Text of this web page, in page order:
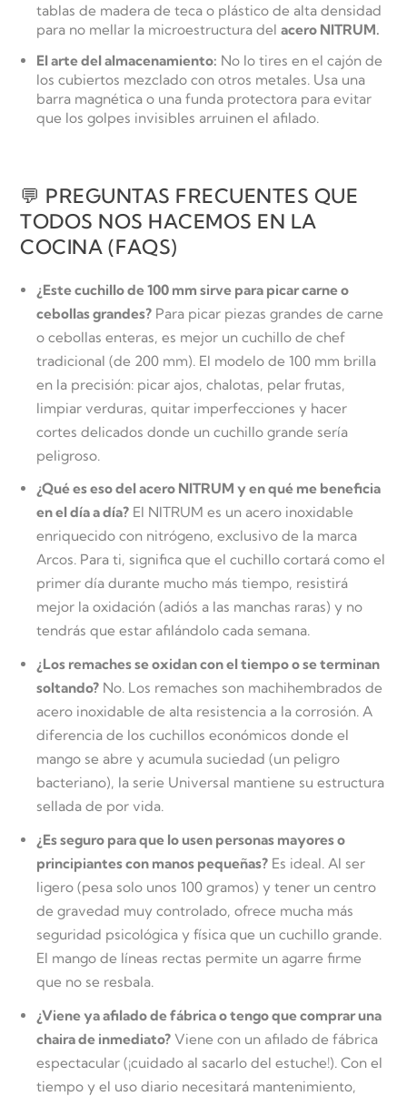
tablas de madera de teca o plástico de alta densidad
para no mellar la microestructura del acero NITRUM.
El arte del almacenamiento: No lo tires en el cajón de
los cubiertos mezclado con otros metales. Usa una
barra magnética o una funda protectora para evitar
que los golpes invisibles arruinen el afilado.
💬 PREGUNTAS FRECUENTES QUE
TODOS NOS HACEMOS EN LA
COCINA (FAQS)
¿Este cuchillo de 100 mm sirve para picar carne o
cebollas grandes? Para picar piezas grandes de carne
o cebollas enteras, es mejor un cuchillo de chef
tradicional (de 200 mm). El modelo de 100 mm brilla
en la precisión: picar ajos, chalotas, pelar frutas,
limpiar verduras, quitar imperfecciones y hacer
cortes delicados donde un cuchillo grande sería
peligroso.
¿Qué es eso del acero NITRUM y en qué me beneficia
en el día a día? El NITRUM es un acero inoxidable
enriquecido con nitrógeno, exclusivo de la marca
Arcos. Para ti, significa que el cuchillo cortará como el
primer día durante mucho más tiempo, resistirá
mejor la oxidación (adiós a las manchas raras) y no
tendrás que estar afilándolo cada semana.
¿Los remaches se oxidan con el tiempo o se terminan
soltando? No. Los remaches son machihembrados de
acero inoxidable de alta resistencia a la corrosión. A
diferencia de los cuchillos económicos donde el
mango se abre y acumula suciedad (un peligro
bacteriano), la serie Universal mantiene su estructura
sellada de por vida.
¿Es seguro para que lo usen personas mayores o
principiantes con manos pequeñas? Es ideal. Al ser
ligero (pesa solo unos 100 gramos) y tener un centro
de gravedad muy controlado, ofrece mucha más
seguridad psicológica y física que un cuchillo grande.
El mango de líneas rectas permite un agarre firme
que no se resbala.
¿Viene ya afilado de fábrica o tengo que comprar una
chaira de inmediato? Viene con un afilado de fábrica
espectacular (¡cuidado al sacarlo del estuche!). Con el
tiempo y el uso diario necesitará mantenimiento,